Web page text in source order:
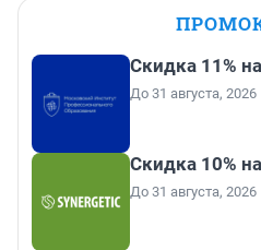
Скидка 11%
До 31 августа, 2026
Скидка 10%
До 31 августа, 2026